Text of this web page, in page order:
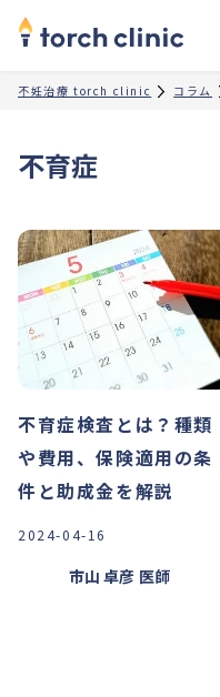
不妊治療 torch clinic コラム
不育症
不育症検査とは？種類
や費用、保険適用の条
件と助成金を解説
2024-04-16
市山 卓彦 医師